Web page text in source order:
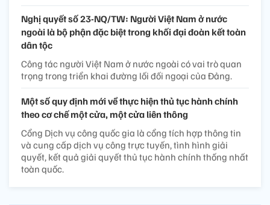
Nghị quyết số 23-NQ/TW: Người Việt Nam ở nước
ngoài là bộ phận đặc biệt trong khối đại đoàn kết toàn
dân tộc
Công tác người Việt Nam ở nước ngoài có vai trò quan
trọng trong triển khai đường lối đối ngoại của Đảng.
Một số quy định mới về thực hiện thủ tục hành chính
theo cơ chế một cửa, một cửa liên thông
Cổng Dịch vụ công quốc gia là cổng tích hợp thông tin
và cung cấp dịch vụ công trực tuyến, tình hình giải
quyết, kết quả giải quyết thủ tục hành chính thống nhất
toàn quốc.